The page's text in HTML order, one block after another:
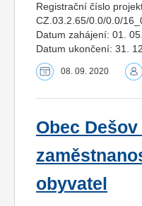
Registrační číslo
CZ.03.2.65/0.0/0.0/
Datum zahájení: 01.
Datum ukončení: 31.
08. 09. 2020
Obec
obyvatel